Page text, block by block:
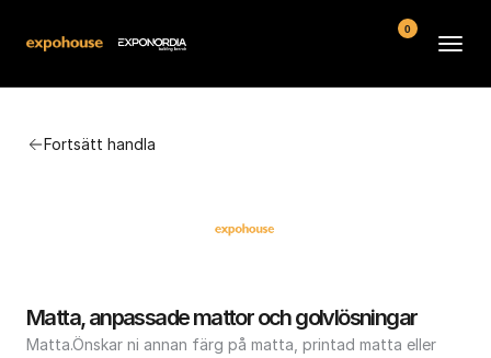
Fortsätt handla
Matta, anpassade mattor och golvlösningar
Matta.Önskar ni annan färg på matta, printad matta eller
0